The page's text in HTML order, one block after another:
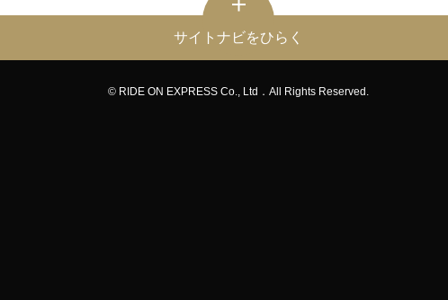
サイトナビをひらく
© RIDE ON EXPRESS Co., Ltd．All Rights Reserved.